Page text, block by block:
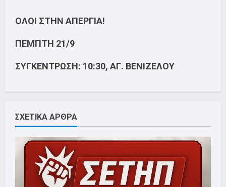
ΟΛΟΙ ΣΤΗΝ ΑΠΕΡΓΙΑ!
ΠΕΜΠΤΗ 21/9
ΣΥΓΚΕΝΤΡΩΣΗ: 10:30, ΑΓ. ΒΕΝΙΖΕΛΟΥ
ΣΧΕΤΙΚΑ ΑΡΘΡΑ